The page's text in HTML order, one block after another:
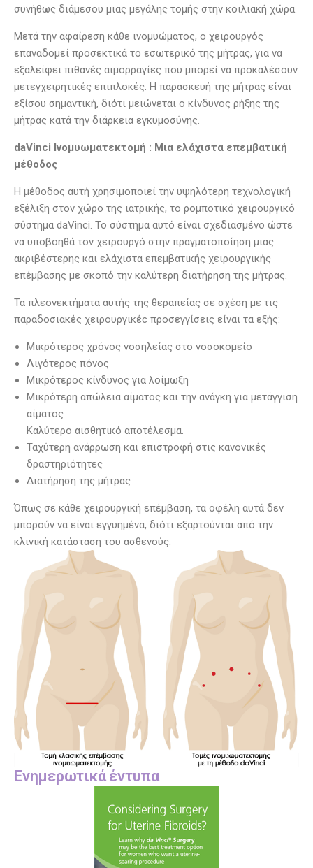
συνήθως διάμεσου μιας μεγάλης τομής στην κοιλιακή χώρα.
Μετά την αφαίρεση κάθε ινομυώματος, ο χειρουργός
επαναδομεί προσεκτικά το εσωτερικό της μήτρας, για να
εξαλείφει πιθανές αιμορραγίες που μπορεί να προκαλέσουν
μετεγχειρητικές επιπλοκές. Η παρασκευή της μήτρας είναι
εξίσου σημαντική, διότι μειώνεται ο κίνδυνος ρήξης της
μήτρας κατά την διάρκεια εγκυμοσύνης.
daVinci Ινομυωματεκτομή : Μια ελάχιστα επεμβατική
μέθοδος
Η μέθοδος αυτή χρησιμοποιεί την υψηλότερη τεχνολογική
εξέλιξη στον χώρο της ιατρικής, το ρομποτικό χειρουργικό
σύστημα daVinci. Το σύστημα αυτό είναι σχεδιασμένο ώστε
να υποβοηθά τον χειρουργό στην πραγματοποίηση μιας
ακριβέστερης και ελάχιστα επεμβατικής χειρουργικής
επέμβασης με σκοπό την καλύτερη διατήρηση της μήτρας.
Τα πλεονεκτήματα αυτής της θεραπείας σε σχέση με τις
παραδοσιακές χειρουργικέc προσεγγίσεις είναι τα εξής:
Μικρότερος χρόνος νοσηλείας στο νοσοκομείo
Λιγότερος πόνος
Μικρότερος κίνδυνος για λοίμωξη
Μικρότερη απώλεια αίματος και την ανάγκη για μετάγγιση
αίματος
Καλύτερο αισθητικό αποτέλεσμα.
Ταχύτερη ανάρρωση και επιστροφή στις κανονικές
δραστηριότητες
Διατήρηση της μήτρας
Όπως σε κάθε χειρουργική επέμβαση, τα οφέλη αυτά δεν
μπορούν να είναι εγγυημένα, διότι εξαρτούνται από την
κλινική κατάσταση του ασθενούς.
Ενημερωτικά έντυπα